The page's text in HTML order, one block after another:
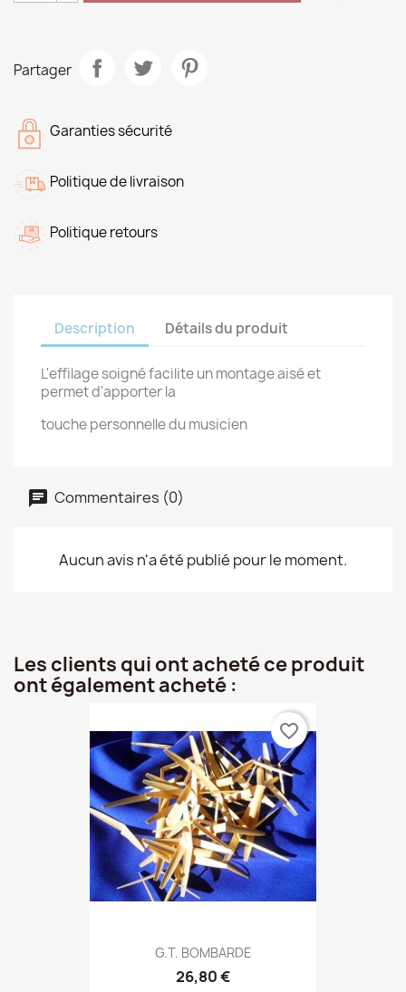
Partager
Garanties sécurité
Politique de livraison
Politique retours
Description Détails du produit
L'effilage soigné facilite un montage aisé et
permet d'apporter la
touche personnelle du musicien
Commentaires (0)
Aucun avis n'a été publié pour le moment.
Les clients qui ont acheté ce produit
ont également acheté :
G.T. BOMBARDE
26,80 €
favorite_border